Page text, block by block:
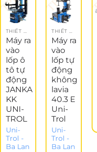
THIẾT BỊ NÂNG ĐỠ
Máy ra
vào
lốp ô
tô tự
động
JANKA
KK
UNI-
TROL
Uni-
Trol -
Ba Lan
THIẾT BỊ NÂNG ĐỠ
Máy ra
vào
lốp tự
động
không
lavia
40.3 E
Uni-
Trol
Uni-
Trol -
Ba Lan